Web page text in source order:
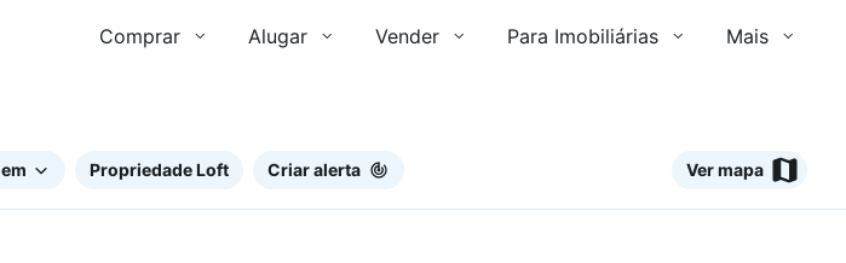
Comprar Alugar Vender Para Imobiliárias Mais
Propriedade Loft Criar alerta Ver mapa